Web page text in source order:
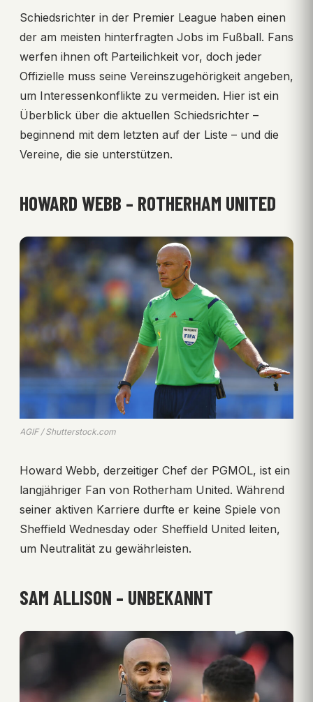
Schiedsrichter in der Premier League haben einen
der am meisten hinterfragten Jobs im Fußball. Fans
werfen ihnen oft Parteilichkeit vor, doch jeder
Offizielle muss seine Vereinszugehörigkeit angeben,
um Interessenkonflikte zu vermeiden. Hier ist ein
Überblick über die aktuellen Schiedsrichter –
beginnend mit dem letzten auf der Liste – und die
Vereine, die sie unterstützen.
HOWARD WEBB – ROTHERHAM UNITED
AGIF / Shutterstock.com
Howard Webb, derzeitiger Chef der PGMOL, ist ein
langjähriger Fan von Rotherham United. Während
seiner aktiven Karriere durfte er keine Spiele von
Sheffield Wednesday oder Sheffield United leiten,
um Neutralität zu gewährleisten.
SAM ALLISON – UNBEKANNT